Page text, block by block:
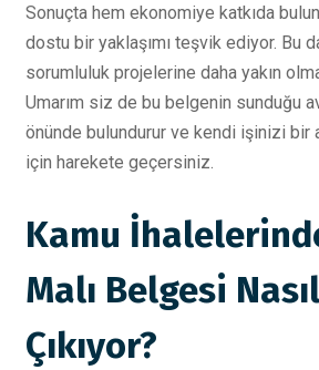
Sonuçta hem ekonomiye katkıda
dostu bir yaklaşımı teşvik ediyor. Bu
sorumluluk projelerine daha yakın
Umarım siz de bu belgenin sunduğu
önünde bulundurur ve kendi işinizi bir
için harekete geçersiniz.
Kamu
Malı Belgesi
Çıkıyor?